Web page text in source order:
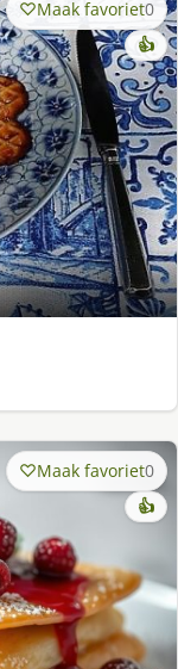
Maak favoriet0
👍
Maak favoriet0
👍